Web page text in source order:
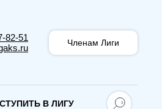
82-51
Членам Лиги
В ЛИГУ